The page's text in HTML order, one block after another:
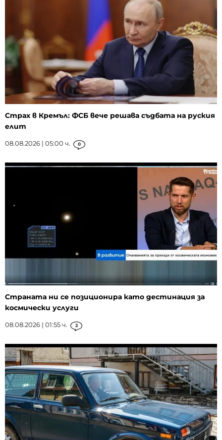
Страх в Кремъл: ФСБ вече решава съдбата на руския
елит
08.08.2026 | 05:00 ч. 0
Страната ни се позиционира като дестинация за
космически услуги
08.08.2026 | 01:55 ч. 2